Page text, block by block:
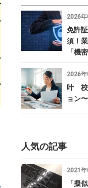
2026年
免許
須！
「機
2026年
叶 校
ョン〜
人気の記事
2021年
「擬